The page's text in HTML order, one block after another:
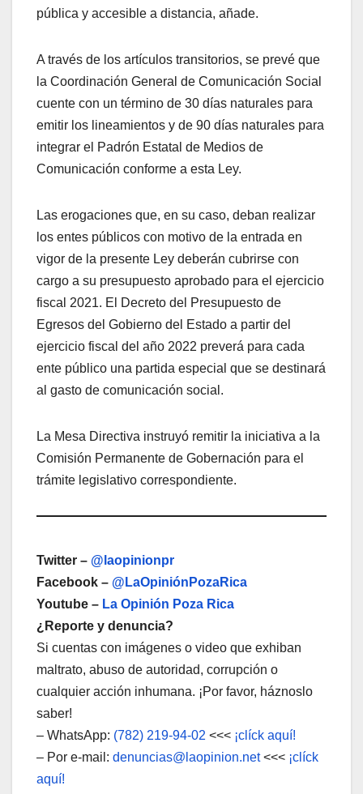
pública y accesible a distancia, añade.
A través de los artículos transitorios, se prevé que
la Coordinación General de Comunicación Social
cuente con un término de 30 días naturales para
emitir los lineamientos y de 90 días naturales para
integrar el Padrón Estatal de Medios de
Comunicación conforme a esta Ley.
Las erogaciones que, en su caso, deban realizar
los entes públicos con motivo de la entrada en
vigor de la presente Ley deberán cubrirse con
cargo a su presupuesto aprobado para el ejercicio
fiscal 2021. El Decreto del Presupuesto de
Egresos del Gobierno del Estado a partir del
ejercicio fiscal del año 2022 preverá para cada
ente público una partida especial que se destinará
al gasto de comunicación social.
La Mesa Directiva instruyó remitir la iniciativa a la
Comisión Permanente de Gobernación para el
trámite legislativo correspondiente.
Twitter – @laopinionpr
Facebook – @LaOpiniónPozaRica
Youtube – La Opinión Poza Rica
¿Reporte y denuncia?
Si cuentas con imágenes o video que exhiban
maltrato, abuso de autoridad, corrupción o
cualquier acción inhumana. ¡Por favor, háznoslo
saber!
– WhatsApp: (782) 219-94-02 <<< ¡clíck aquí!
– Por e-mail: denuncias@laopinion.net<<< ¡clíck
aquí!